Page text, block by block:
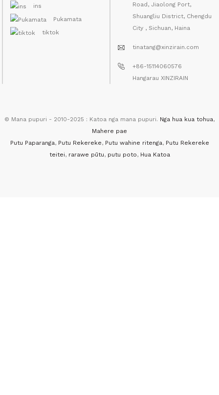
ins
Pukamata
tiktok
Road, Jiaolong Port,
Shuangliu District, Chengdu
City , Sichuan, Haina
tinatang@xinzirain.com
+86-15114060576
Hangarau XINZIRAIN
© Mana pupuri - 2010-2025 : Katoa nga mana pupuri. Nga hua kua tohua,
Mahere pae
Putu Paparanga, Putu Rekereke, Putu wahine ritenga, Putu Rekereke
teitei, rarawe pūtu, putu poto, Hua Katoa